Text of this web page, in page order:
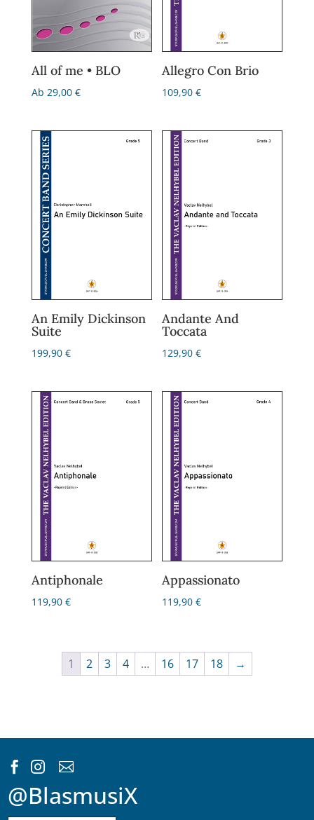
All of me • BLO
Ab 29,00 €
Allegro Con Brio
109,90€
An Emily Dickinson
Suite
199,90 €
Andante And
Toccata
129,90€
Antiphonale
119,90 €
Appassionato
119,90€
1 2 3 4 … 16 17 18 →
  
@BlasmusiX